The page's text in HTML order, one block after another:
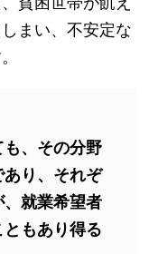
まい、不安定な
、その分野
り、それぞ
就業希望者
もあり得る